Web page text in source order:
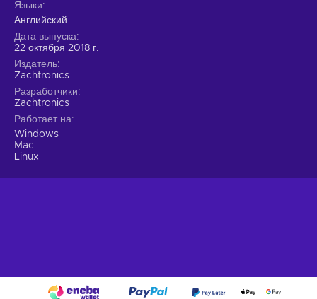
Языки
Английский
Дата выпуска
22 октября 2018 г.
Издатель
Zachtronics
Разработчики
Zachtronics
Работает на
Windows
Mac
Linux